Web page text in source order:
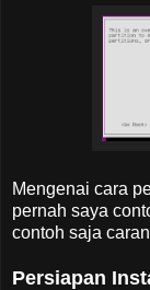
Mengenai cara
pernah saya
contoh saja
Persiapan